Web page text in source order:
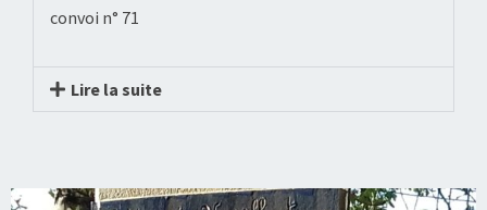
convoi n° 71
Lire la suite